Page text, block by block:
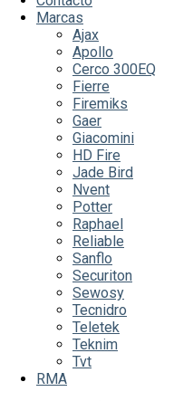
Marcas
Ajax
Apollo
Cerco 300EQ
Fierre
Firemiks
Gaer
Giacomini
HD Fire
Jade Bird
Nvent
Potter
Raphael
Reliable
Sanflo
Securiton
Sewosy
Tecnidro
Teletek
Teknim
Tvt
RMA